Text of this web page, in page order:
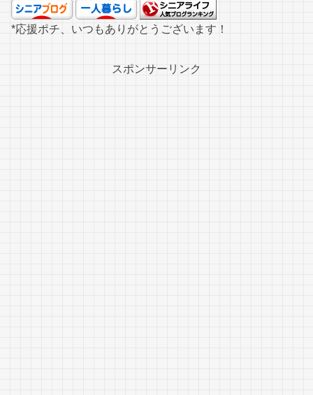
*応援ポチ、いつもありがとうございます！
スポンサーリンク